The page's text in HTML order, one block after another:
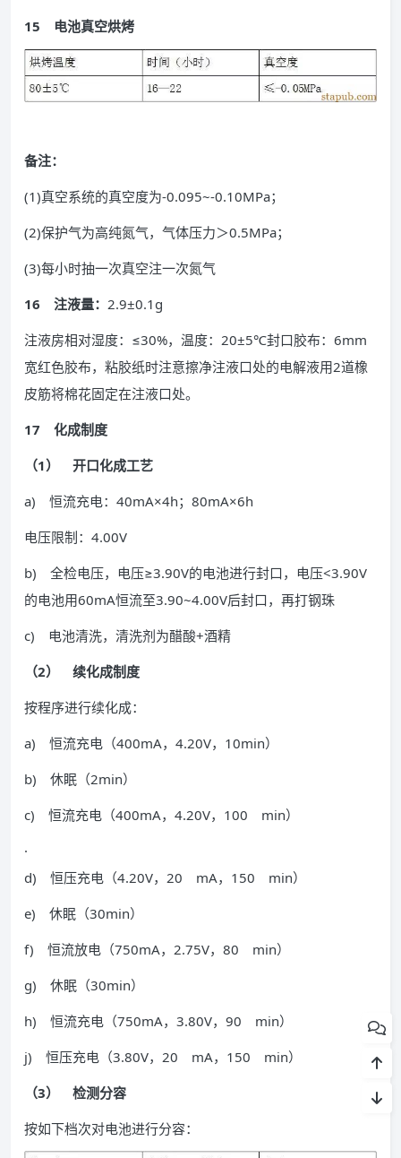
15 电池真空烘烤
备注：
(1)真空系统的真空度为-0.095~-0.10MPa；
(2)保护气为高纯氮气，气体压力＞0.5MPa；
(3)每小时抽一次真空注一次氮气
16 注液量： 2.9±0.1g
注液房相对湿度：≤30%，温度：20±5℃封口胶布：6mm
宽红色胶布，粘胶纸时注意擦净注液口处的电解液用2道橡
皮筋将棉花固定在注液口处。
17 化成制度
（1） 开口化成工艺
a) 恒流充电：40mA×4h；80mA×6h
电压限制：4.00V
b) 全检电压，电压≥3.90V的电池进行封口，电压<3.90V
的电池用60mA恒流至3.90~4.00V后封口，再打钢珠
c) 电池清洗，清洗剂为醋酸+酒精
（2） 续化成制度
按程序进行续化成：
a) 恒流充电（400mA，4.20V，10min）
b) 休眠（2min）
c) 恒流充电（400mA，4.20V，100 min）
·
d) 恒压充电（4.20V，20 mA，150 min）
e) 休眠（30min）
f) 恒流放电（750mA，2.75V，80 min）
g) 休眠（30min）
h) 恒流充电（750mA，3.80V，90 min）
j) 恒压充电（3.80V，20 mA，150 min）
（3） 检测分容
按如下档次对电池进行分容：